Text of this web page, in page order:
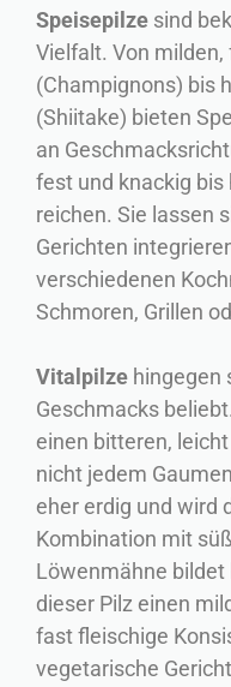
Speisepilze sind
Vielfalt. Von
(Champignons) bis
(Shiitake) bieten
an
fest und knackig
reichen. Sie lassen
Gerichten
verschiedenen
Schmoren, Grillen
Vitalpilze hingegen
Geschmacks
einen bitteren,
nicht jedem
eher erdig und wird
Kombination mit
Löwenmähne bildet
dieser Pilz einen
fast fleischige
vegetarische